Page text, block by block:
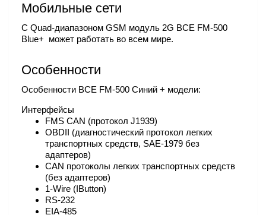
Мобильные сети
С Quad-диапазоном GSM модуль 2G BCE FM-500
Blue+ может работать во всем мире.
Особенности
Особенности BCE FM-500 Синий + модели:
Интерфейсы
FMS CAN (протокол J1939)
OBDII (диагностический протокол легких
транспортных средств, SAE-1979 без
адаптеров)
CAN протоколы легких транспортных средств
(без адаптеров)
1-Wire (IButton)
RS-232
EIA-485